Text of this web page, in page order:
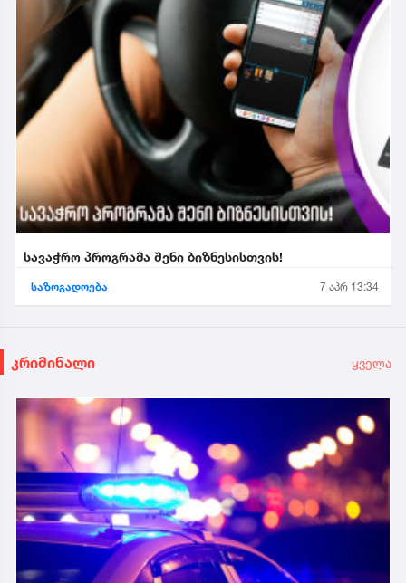
სავაჭრო პროგრამა შენი ბიზნესისთვის!
საზოგადოება 7 აპრ 13:34
კრიმინალი ყველა